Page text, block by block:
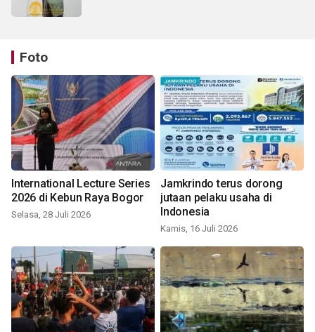
Foto
International Lecture Series
2026 di Kebun Raya Bogor
Selasa, 28 Juli 2026
Jamkrindo terus dorong
jutaan pelaku usaha di
Indonesia
Kamis, 16 Juli 2026